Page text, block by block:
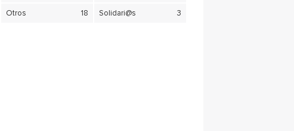
Otros 18 Solidari@s 3